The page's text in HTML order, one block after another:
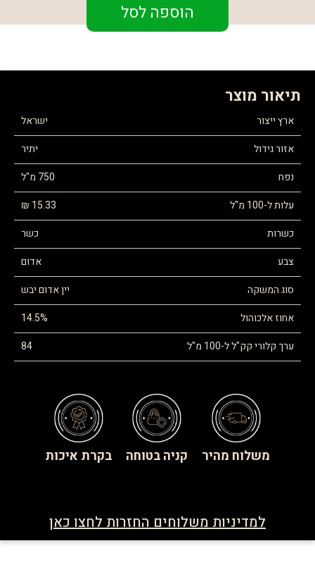
הוספה לסל
תיאור מוצר
ארץ ייצור
ישראל
אזור גידול
יתיר
נפח
750 מ"ל
עלות ל-100 מ"ל
15.33 ₪
כשרות
כשר
צבע
אדום
סוג המשקה
יין אדום יבש
אחוז אלכוהול
14.5%
ערך קלורי קק"ל ל-100 מ"ל
84
משלוח מהיר קניה בטוחה בקרת איכות
למדיניות משלוחים החזרות לחצו כאן